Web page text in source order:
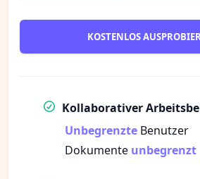
KOSTENLOS
Kollaborativer
Unbegrenzte Benutzer
Dokumente unbegrenzt